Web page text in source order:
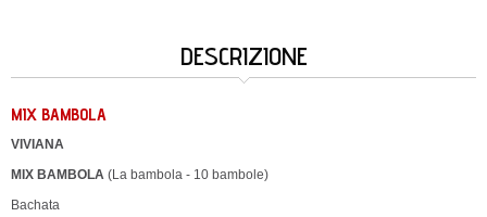
DESCRIZIONE
MIX BAMBOLA
VIVIANA
MIX BAMBOLA (La bambola - 10 bambole)
Bachata